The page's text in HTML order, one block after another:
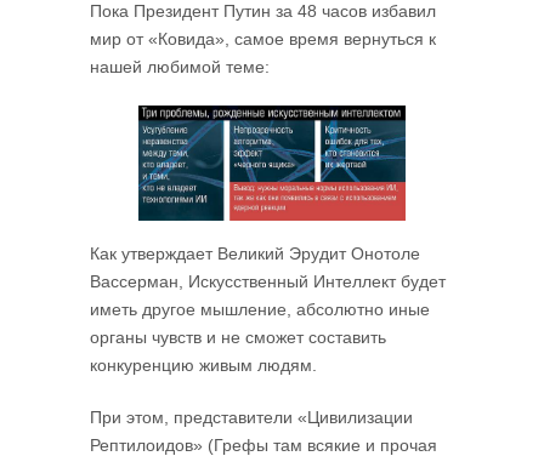
Пока Президент Путин за 48 часов избавил
мир от «Ковида», самое время вернуться к
нашей любимой теме:
Как утверждает Великий Эрудит Онотоле
Вассерман, Искусственный Интеллект будет
иметь другое мышление, абсолютно иные
органы чувств и не сможет составить
конкуренцию живым людям.
При этом, представители «Цивилизации
Рептилоидов» (Грефы там всякие и прочая